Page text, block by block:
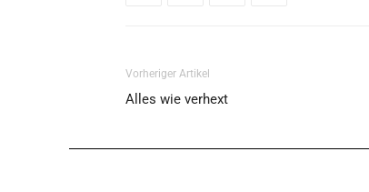
Vorheriger Artikel
Alles wie verhext